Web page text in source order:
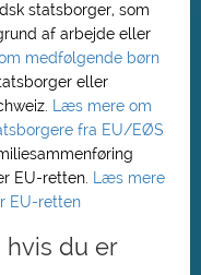
statsborger, som
af arbejde eller
medfølgende børn
eller
Læs mere om
fra EU/EØS
EU-retten.
Læs mere
EU-retten
hvis du er